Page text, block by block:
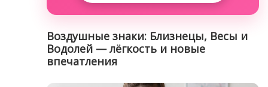
Воздушные знаки: Близнецы, Весы и
Водолей — лёгкость и новые
впечатления